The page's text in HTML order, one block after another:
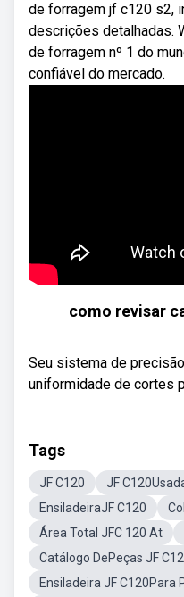
de forragem jf c120 s2,
descrições detalhadas.
de forragem nº 1 do
confiável do mercado.
como revisar
Seu sistema de
uniformidade de cortes
Tags
JF C120 JF
EnsiladeiraJF C120
Área Total JFC 120 At
Catálogo DePeças JF
Ensiladeira JF C120Para